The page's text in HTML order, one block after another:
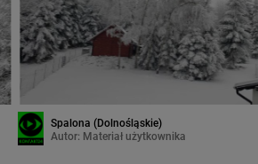
Spalona (Dolnośląskie)
Autor: Materiał użytkownika